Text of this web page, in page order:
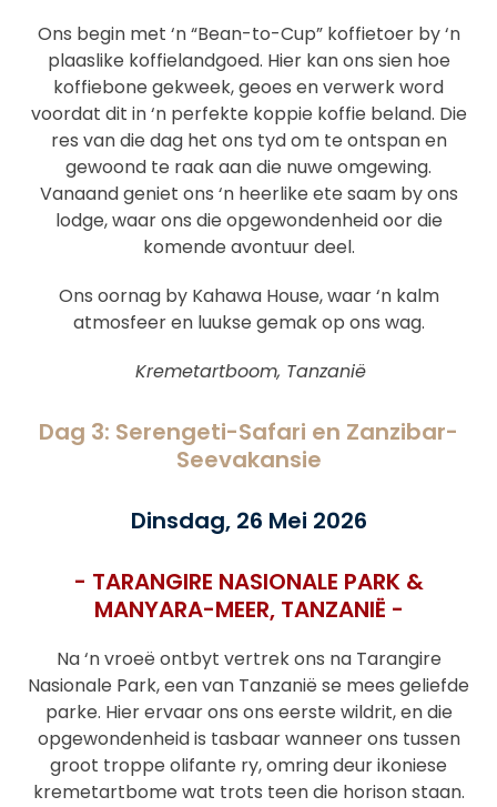
Ons begin met ‘n “Bean-to-Cup” koffietoer by ‘n
plaaslike koffielandgoed. Hier kan ons sien hoe
koffiebone gekweek, geoes en verwerk word
voordat dit in ‘n perfekte koppie koffie beland. Die
res van die dag het ons tyd om te ontspan en
gewoond te raak aan die nuwe omgewing.
Vanaand geniet ons ‘n heerlike ete saam by ons
lodge, waar ons die opgewondenheid oor die
komende avontuur deel.
Ons oornag by Kahawa House, waar ‘n kalm
atmosfeer en luukse gemak op ons wag.
Kremetartboom, Tanzanië
Dag 3: Serengeti-Safari en Zanzibar-
Seevakansie
Dinsdag, 26 Mei 2026
- TARANGIRE NASIONALE PARK &
MANYARA-MEER, TANZANIË -
Na ‘n vroeë ontbyt vertrek ons na Tarangire
Nasionale Park, een van Tanzanië se mees geliefde
parke. Hier ervaar ons ons eerste wildrit, en die
opgewondenheid is tasbaar wanneer ons tussen
groot troppe olifante ry, omring deur ikoniese
kremetartbome wat trots teen die horison staan.